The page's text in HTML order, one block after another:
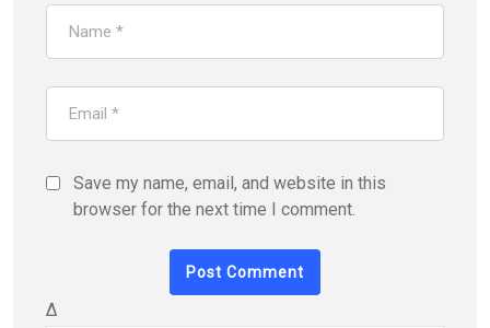
Save my name, email, and website in this
browser for the next time I comment.
Δ